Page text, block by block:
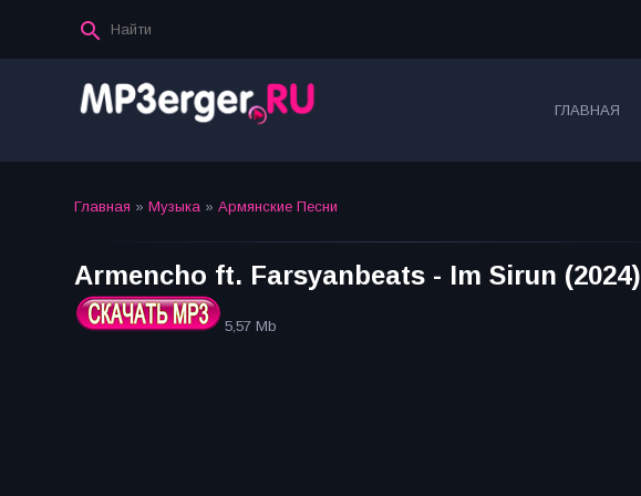
ГЛАВНАЯ
Главная » Музыка » Армянские Песни
Armencho ft. Farsyanbeats - Im Sirun (2024)
5,57 Mb